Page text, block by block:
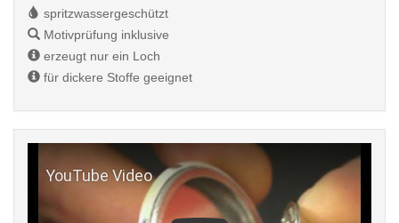
spritzwassergeschützt
Motivprüfung inklusive
erzeugt nur ein Loch
für dickere Stoffe geeignet